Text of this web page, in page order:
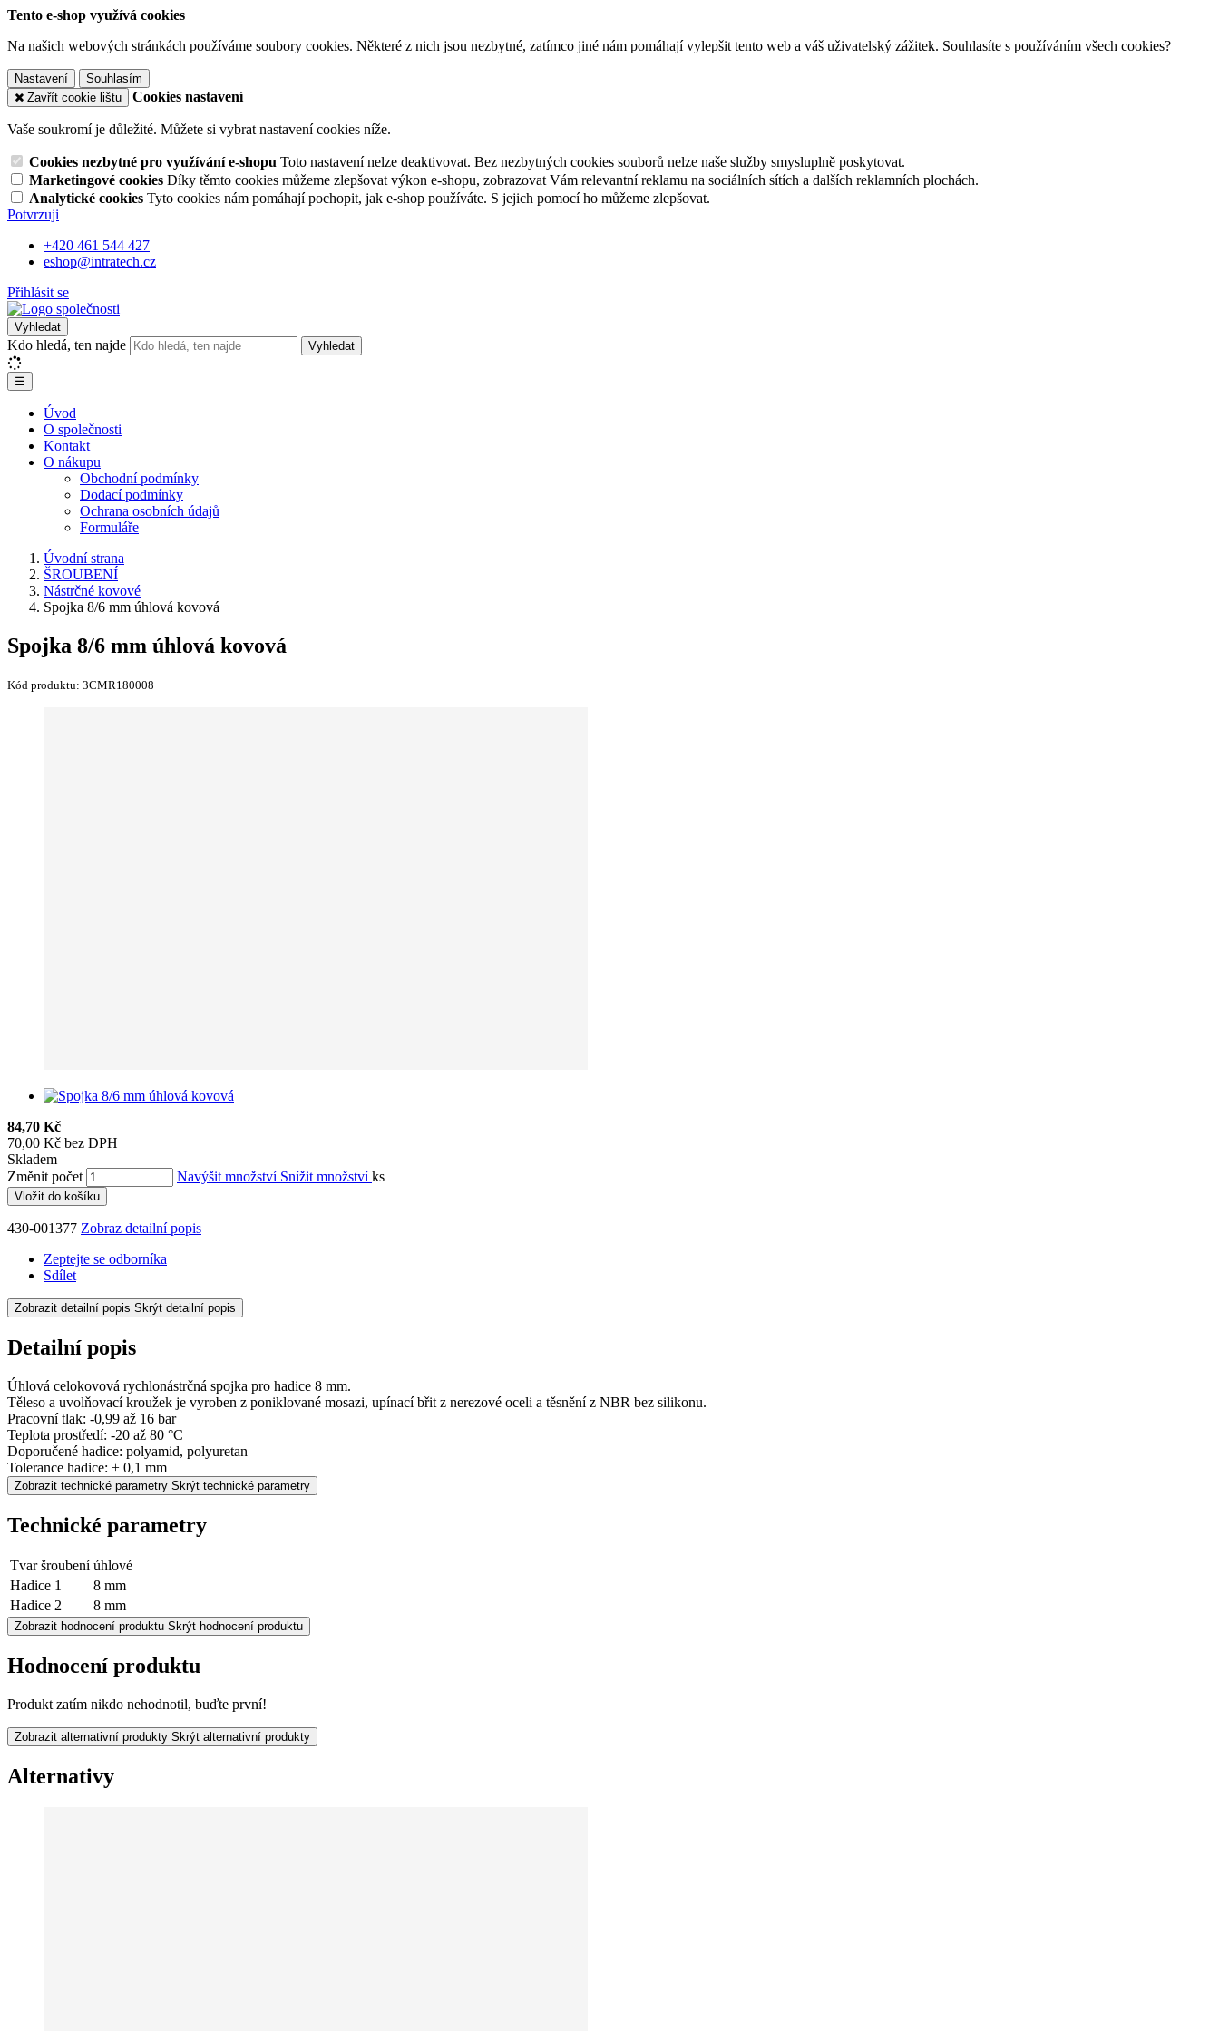
Tento e-shop využívá cookies
Na našich webových stránkách používáme soubory cookies. Některé z nich jsou nezbytné, zatímco jiné nám pomáhají vylepšit tento web a váš uživatelský zážitek. Souhlasíte s používáním všech cookies?
Nastavení
Souhlasím
Zavřít cookie lištu
Cookies nastavení
Vaše soukromí je důležité. Můžete si vybrat nastavení cookies níže.
Cookies nezbytné pro využívání e-shopu Toto nastavení nelze deaktivovat. Bez nezbytných cookies souborů nelze naše služby smysluplně poskytovat.
Marketingové cookies Díky těmto cookies můžeme zlepšovat výkon e-shopu, zobrazovat Vám relevantní reklamu na sociálních sítích a dalších reklamních plochách.
Analytické cookies Tyto cookies nám pomáhají pochopit, jak e-shop používáte. S jejich pomocí ho můžeme zlepšovat.
Potvrzuji
+420 461 544 427
eshop@intratech.cz
Přihlásit se
Vyhledat
Kdo hledá, ten najde Vyhledat
☰
Úvod
O společnosti
Kontakt
O nákupu
Obchodní podmínky
Dodací podmínky
Ochrana osobních údajů
Formuláře
Úvodní strana
ŠROUBENÍ
Nástrčné kovové
Spojka 8/6 mm úhlová kovová
Spojka 8/6 mm úhlová kovová
Kód produktu: 3CMR180008
84,70 Kč
70,00 Kč bez DPH
Skladem
Změnit počet
Navýšit množství Snížit množstvíks
Vložit do košíku
430-001377 Zobraz detailní popis
Zeptejte se odborníka
Sdílet
Zobrazit detailní popis Skrýt detailní popis
Detailní popis
Úhlová celokovová rychlonástrčná spojka pro hadice 8 mm.
Těleso a uvolňovací kroužek je vyroben z poniklované mosazi, upínací břit z nerezové oceli a těsnění z NBR bez silikonu.
Pracovní tlak: -0,99 až 16 bar
Teplota prostředí: -20 až 80 °C
Doporučené hadice: polyamid, polyuretan
Tolerance hadice: ± 0,1 mm
Zobrazit technické parametry Skrýt technické parametry
Technické parametry
Tvar šroubení úhlové
Hadice 1
8 mm
Hadice 2
8 mm
Zobrazit hodnocení produktu Skrýt hodnocení produktu
Hodnocení produktu
Produkt zatím nikdo nehodnotil, buďte první!
Zobrazit alternativní produkty Skrýt alternativní produkty
Alternativy